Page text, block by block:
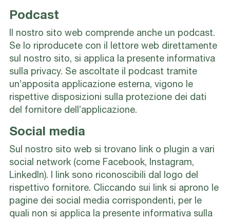
Podcast
Il nostro sito web comprende anche un podcast.
Se lo riproducete con il lettore web direttamente
sul nostro sito, si applica la presente informativa
sulla privacy. Se ascoltate il podcast tramite
un’apposita applicazione esterna, vigono le
rispettive disposizioni sulla protezione dei dati
del fornitore dell’applicazione.
Social media
Sul nostro sito web si trovano link o plugin a vari
social network (come Facebook, Instagram,
LinkedIn). I link sono riconoscibili dal logo del
rispettivo fornitore. Cliccando sui link si aprono le
pagine dei social media corrispondenti, per le
quali non si applica la presente informativa sulla